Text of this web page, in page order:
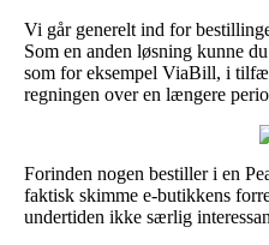
Vi går generelt ind for
Som en anden løsning kunne
som for eksempel ViaBill, i
regningen over en længere
Forinden nogen bestiller i en
faktisk skimme e-butikkens
undertiden ikke særlig